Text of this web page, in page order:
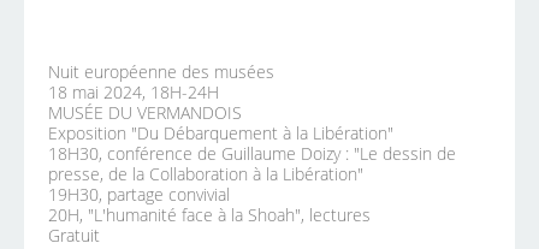
Nuit européenne des musées
18 mai 2024, 18H-24H
MUSÉE DU VERMANDOIS
Exposition "Du Débarquement à la Libération"
18H30, conférence de Guillaume Doizy : "Le dessin de
presse, de la Collaboration à la Libération"
19H30, partage convivial
20H, "L'humanité face à la Shoah", lectures
Gratuit